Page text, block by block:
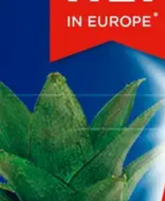
Avaa kuva suurempana
Karusellin nuolipainikkeet
Bref 50 g Power
33,40 €/kg
Verkkokaupan hinta
Valitse toimitustapa